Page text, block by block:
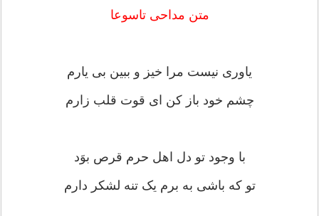
متن مداحی تاسوعا
یاوری نیست مرا خیز و ببین بی یارم
چشم خود باز کن ای قوت قلب زارم
با وجود تو دل اهل حرم قرص بوَد
تو که باشی به برم یک تنه لشکر دارم